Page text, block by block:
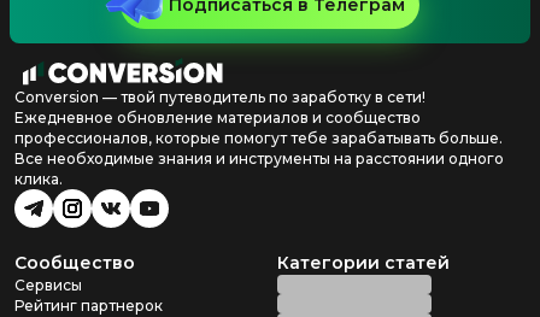
Подписаться в Телеграм
Conversion — твой путеводитель по заработку в сети!
Ежедневное обновление материалов и сообщество
профессионалов, которые помогут тебе зарабатывать больше.
Все необходимые знания и инструменты на расстоянии одного
клика.
Сообщество
Сервисы
Рейтинг партнерок
Категории статей